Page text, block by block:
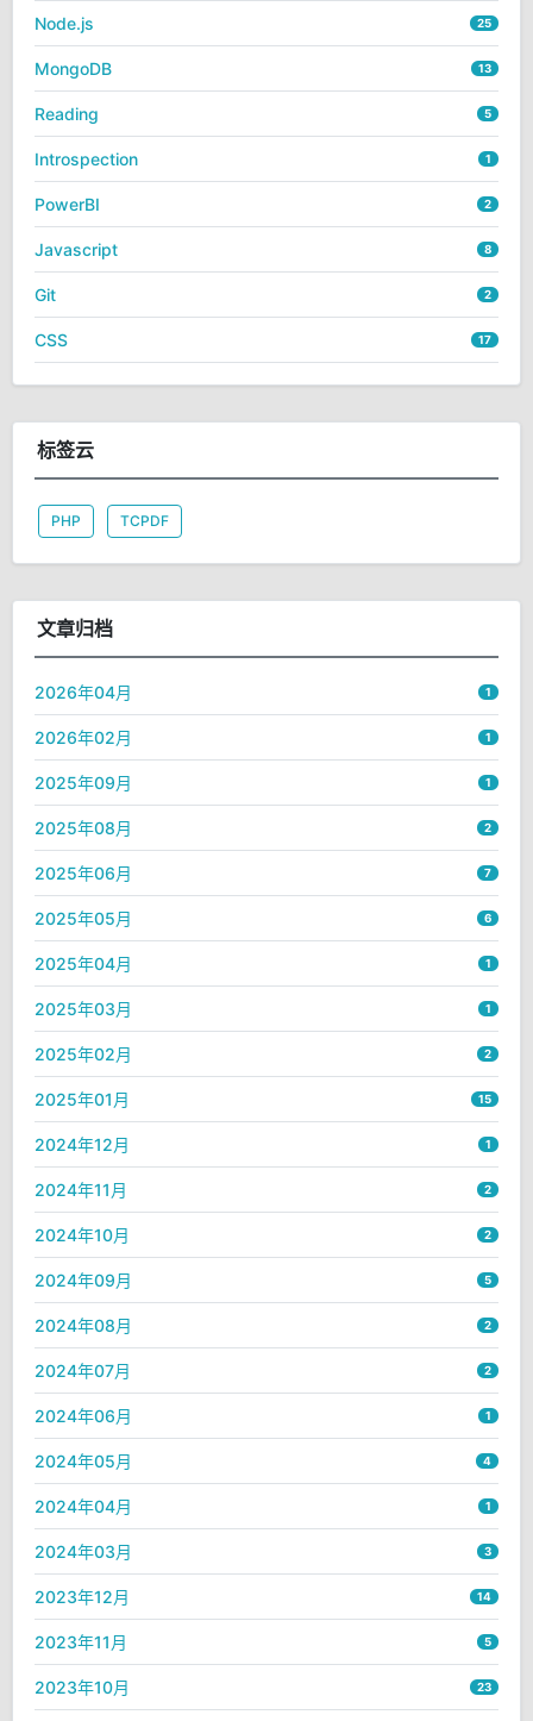
Node.js 25
MongoDB 13
Reading 5
Introspection 1
PowerBI 2
Javascript 8
Git 2
CSS 17
标签云
PHP TCPDF
文章归档
2026年04月 1
2026年02月 1
2025年09月 1
2025年08月 2
2025年06月 7
2025年05月 6
2025年04月 1
2025年03月 1
2025年02月 2
2025年01月 15
2024年12月 1
2024年11月 2
2024年10月 2
2024年09月 5
2024年08月 2
2024年07月 2
2024年06月 1
2024年05月 4
2024年04月 1
2024年03月 3
2023年12月 14
2023年11月 5
2023年10月 23